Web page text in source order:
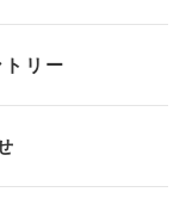
リー